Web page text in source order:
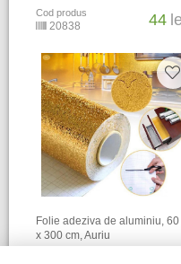
Cod produs
20838 44
Folie adeziva de aluminiu, 60
x 300 cm, Auriu